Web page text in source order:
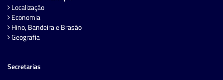
Localização
Economia
Hino, Bandeira e Brasão
Geografia
Secretarias